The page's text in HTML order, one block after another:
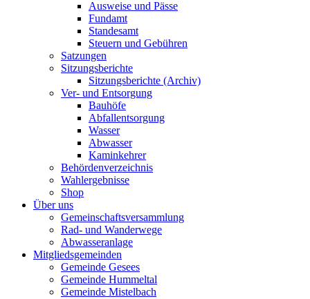
Ausweise und Pässe
Fundamt
Standesamt
Steuern und Gebühren
Satzungen
Sitzungsberichte
Sitzungsberichte (Archiv)
Ver- und Entsorgung
Bauhöfe
Abfallentsorgung
Wasser
Abwasser
Kaminkehrer
Behördenverzeichnis
Wahlergebnisse
Shop
Über uns
Gemeinschaftsversammlung
Rad- und Wanderwege
Abwasseranlage
Mitgliedsgemeinden
Gemeinde Gesees
Gemeinde Hummeltal
Gemeinde Mistelbach